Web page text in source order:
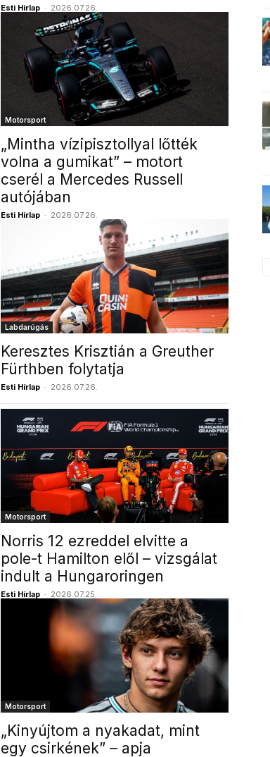
Esti Hírlap - 2026.07.26.
Motorsport
„Mintha vízipisztollyal lőtték
volna a gumikat” – motort
cserél a Mercedes Russell
autójában
Esti Hírlap - 2026.07.26.
Labdarúgás
Keresztes Krisztián a Greuther
Fürthben folytatja
Esti Hírlap - 2026.07.26.
Motorsport
Norris 12 ezreddel elvitte a
pole-t Hamilton elől – vizsgálat
indult a Hungaroringen
Esti Hírlap - 2026.07.25.
Motorsport
„Kinyújtom a nyakadat, mint
egy csirkének” – apja